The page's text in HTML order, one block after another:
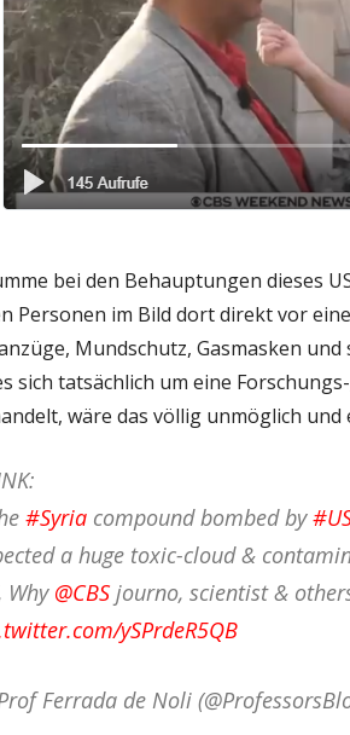
bei den Behauptungen dieses
Personen im Bild dort direkt vor
Mundschutz, Gasmasken
sich tatsächlich um eine
wäre das völlig unmöglich
#Syriacompound bombed by
a huge toxic-cloud &
Why @CBSjourno, scientist &
ySPrdeR5QB
Ferrada de Noli